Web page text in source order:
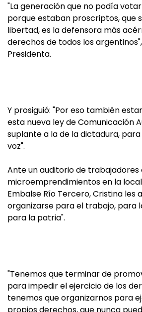
"La generación que no podía
porque estaban proscriptos, que
libertad, es la defensora más
derechos de todos los
Presidenta.
Y prosiguió: "Por eso también
esta nueva ley de Comunicación
suplante a la de la dictadura,
voz".
Ante un auditorio de trabajadores
microemprendimientos en la
Embalse Río Tercero, Cristina les
organizarse para el trabajo, para
para la patria".
"Tenemos que terminar de
para impedir el ejercicio de los
tenemos que organizarnos para